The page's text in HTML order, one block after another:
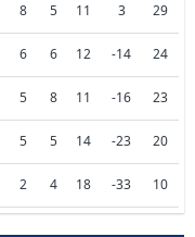
8 5 11 3 29
6 6 12 -14 24
5 8 11 -16 23
5 5 14 -23 20
2 4 18 -33 10